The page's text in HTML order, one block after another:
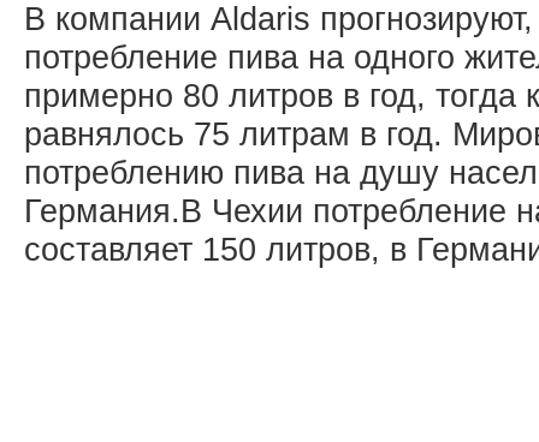
В компании Aldaris прогнозируют,
потребление пива на одного
примерно 80 литров в год, тогда
равнялось 75 литрам в год.
потреблению пива на душу
Германия.В Чехии потребление
составляет 150 литров, в